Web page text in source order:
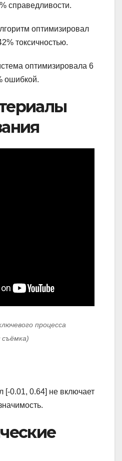
справедливости.
оптимизировал
токсичностью.
оптимизировала 6
ошибкой.
процесса
съёмка)
[-0.01, 0.64] не включает